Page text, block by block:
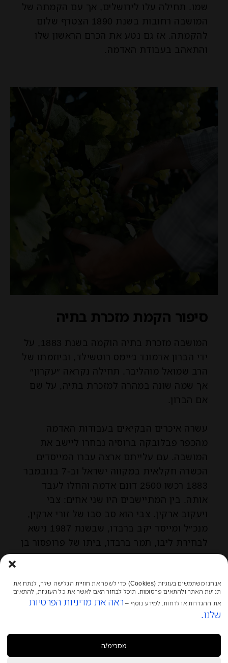
אנחנו משתמשים בעוגיות (Cookies) כדי לשפר את חוויית הגלישה שלך, לנתח את
תנועת האתר ולהתאים פרסומות. תוכל לבחור האם לאשר את כל העוגיות, להתאים
את ההגדרות או לדחות. למידע נוסף – ראה את מדיניות הפרטיות
שלנו.
מסכימ/ה
שמו. תחילה עלו לירושלים, אך עם הקמתה של
המושבה רחובות בשנת 1890 הצטרף שלום
להקמתה. אז גם נטע את הכרם הראשון שלו
והתאהב בעבודת האדמה.
סיפור הקמת מזכרת בתיה
המושבה מזכרת בתיה הוקמה בשנת 1883, על
ידי הברון אדמונד ג׳יימס רוטשילד, וביוזמתו של
הרב שמואל מוהליבר. תחילה נקראה ״עקרון״
אך שמה שונה במהרה למזכרת בתיה, על שם
אם הברון.
עשרה איכרים הבקיאים בעבודות האדמה
מהכפר פבלובקה ברוסיה נבחרו ליישב את
המושבה. עם עלייתם ארצה עברו המייסדים
הכשרה חקלאית במקווה ישראל וב-7 בנובמבר
1883 רכשו 2500 דונם אדמה והחלו לעבד
אותה. בין המתיישבים היו שני אחים: צבי
ויעקוב ארקין. צבי הוא סב סבו של זורי ארקין,
מנכ״ל ומייסד יקב ברבדו, שבשנת 1987 נישא
לבחירת ליבו, תמר ברבדו, ביתו של פרופסור בן
עמי ברבדו.
תחילה גידלו במושבה חיטה, אך בשנת 1889
בעקבות ייסודו של יקב כרמל מזרחי על ידי
הברון החלו נטיעת כרמים באזור בעיקר מזנים